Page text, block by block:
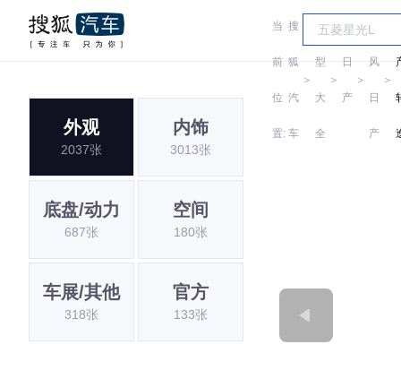
当
前
位
置:
搜
狐
汽
车
＞
车
型
大
全
＞
日
产
＞
东
风
日
产
＞
外观
2037张
内饰
3013张
底盘/动力
687张
空间
180张
车展/其他
318张
官方
133张